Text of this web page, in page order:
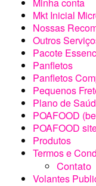
Mkt Inicial
Nossas
Outros
Pacote
Panfletos
Panfletos
Pequenos
Plano de
POAFOOD
POAFOOD
Produtos
Termos e
Contato
Volantes